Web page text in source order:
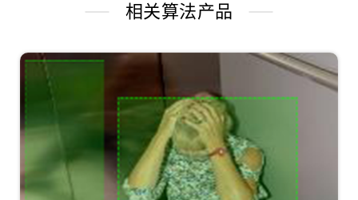
相关算法产品